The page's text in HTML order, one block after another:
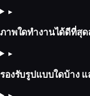
▸
ภาพใดทำงานได้ดีที่สุ
▸
รองรับรูปแบบใดบ้าง